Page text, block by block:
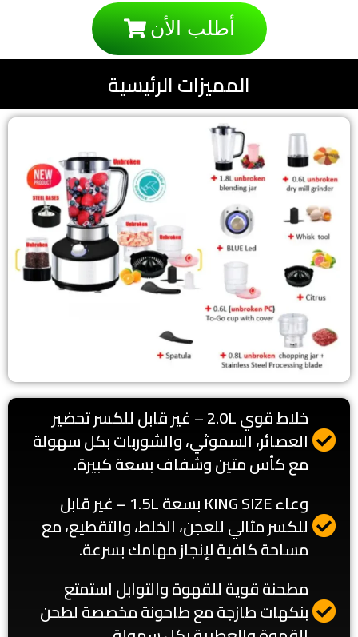
أطلب الأن
المميزات الرئيسية
خلاط قوي 2.0L – غير قابل للكسر تحضير
العصائر، السموثي، والشوربات بكل سهولة
مع كأس متين وشفاف بسعة كبيرة.
وعاء KING SIZE بسعة 1.5L – غير قابل
للكسر مثالي للعجن، الخلط، والتقطيع، مع
مساحة كافية لإنجاز مهامك بسرعة.
مطحنة قوية للقهوة والتوابل استمتع
بنكهات طازجة مع طاحونة مخصصة لطحن